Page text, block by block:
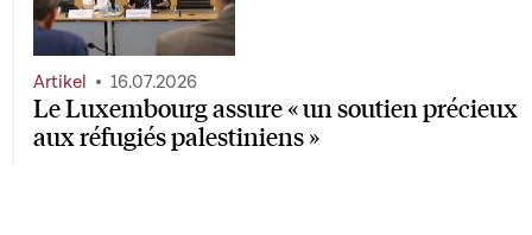
Le Luxembourg assure « un soutien précieux
aux réfugiés palestiniens »
Artikel 16.07.2026